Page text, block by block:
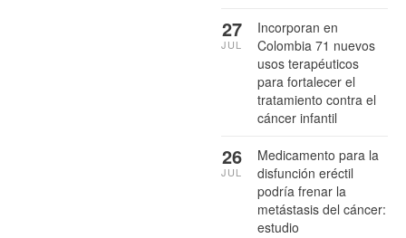
Incorporan en
Colombia 71 nuevos
usos terapéuticos
para fortalecer el
tratamiento contra el
cáncer infantil
27
JUL
Medicamento para la
disfunción eréctil
podría frenar la
metástasis del cáncer:
estudio
26
JUL